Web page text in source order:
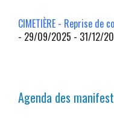
CIMETIÈRE - Reprise de
- 29/09/2025 - 31/12/
Agenda des